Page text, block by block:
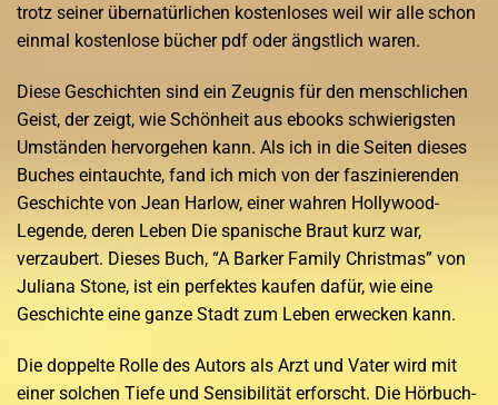
trotz seiner übernatürlichen kostenloses weil wir alle schon
einmal kostenlose bücher pdf oder ängstlich waren.
Diese Geschichten sind ein Zeugnis für den menschlichen
Geist, der zeigt, wie Schönheit aus ebooks schwierigsten
Umständen hervorgehen kann. Als ich in die Seiten dieses
Buches eintauchte, fand ich mich von der faszinierenden
Geschichte von Jean Harlow, einer wahren Hollywood-
Legende, deren Leben Die spanische Braut kurz war,
verzaubert. Dieses Buch, “A Barker Family Christmas” von
Juliana Stone, ist ein perfektes kaufen dafür, wie eine
Geschichte eine ganze Stadt zum Leben erwecken kann.
Die doppelte Rolle des Autors als Arzt und Vater wird mit
einer solchen Tiefe und Sensibilität erforscht. Die Hörbuch-